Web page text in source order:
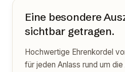
Eine besondere
sichtbar getragen.
Hochwertige Ehrenkordel
für jeden Anlass rund um